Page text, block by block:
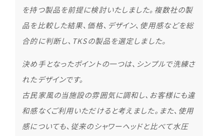
を持つ製品を前提に検討いたしました。複数社の製
品を比較した結果、価格、デザイン、使用感などを総
合的に判断し、TKSの製品を選定しました。
決め手となったポイントの一つは、シンプルで洗練さ
れたデザインです。
古民家風の当施設の雰囲気に調和し、お客様にも違
和感なくご利用いただけると考えました。また、使用
感についても、従来のシャワーヘッドと比べて水圧